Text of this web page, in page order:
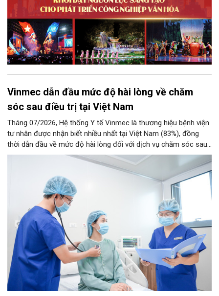
Vinmec dẫn đầu mức độ hài lòng về chăm
sóc sau điều trị tại Việt Nam
Tháng 07/2026, Hệ thống Y tế Vinmec là thương hiệu bệnh viện
tư nhân được nhận biết nhiều nhất tại Việt Nam (83%), đồng
thời dẫn đầu về mức độ hài lòng đối với dịch vụ chăm sóc sau
điều trị.